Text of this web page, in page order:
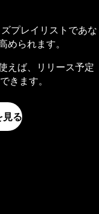
プレイリストであな
られます。
えば、リリース予定
きます。
見る